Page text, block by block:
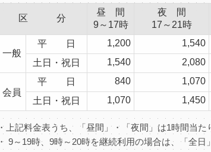
区 分
昼 間
9～17時
夜 間
17～21時
一般
平 日 1,200 1,540
土日・祝日 1,540 2,080
会員
平 日 840 1,070
土日・祝日
1,070 1,450
・上記料金表うち、「昼間」・「夜間」は1時間当
・ 9～19時、9時～20時を継続利用の場合は、「全日